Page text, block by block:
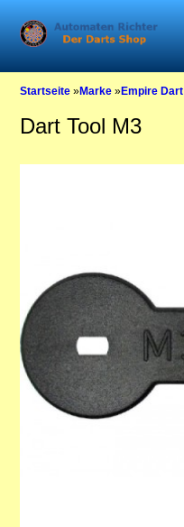
Startseite »Marke »Empire Dart
Dart Tool M3